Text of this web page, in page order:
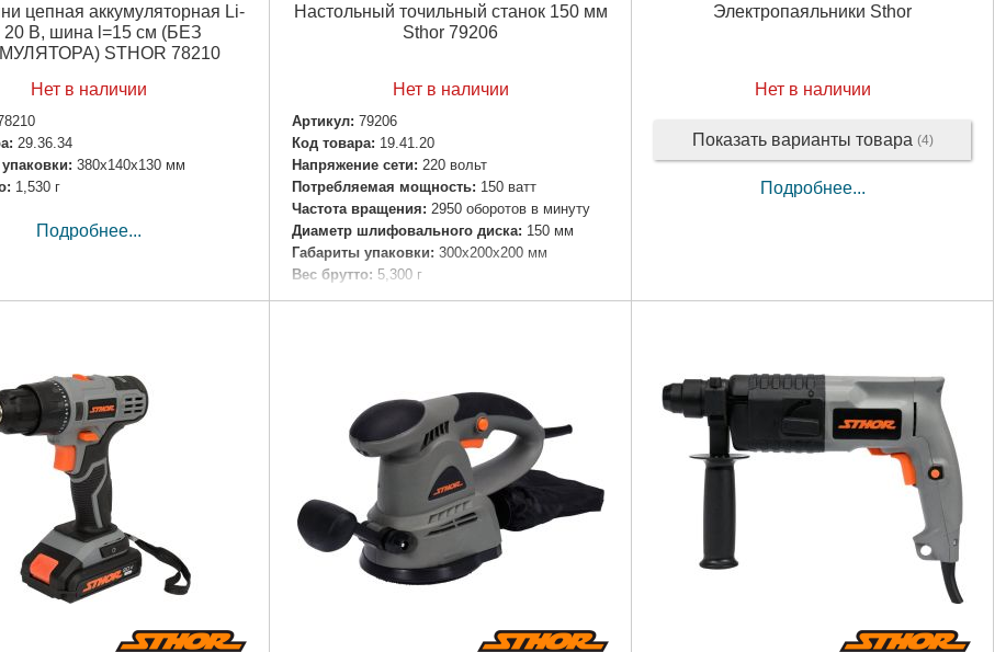
цепная аккумуляторная Li-
20 В, шина l=15 см (БЕЗ
STHOR 78210
Нет в наличии
29.36.34
380x140x130 мм
1,530 г
Подробнее...
Настольный точильный станок 150 мм
Sthor 79206
Нет в наличии
Артикул: 79206
Код товара: 19.41.20
Напряжение сети: 220 вольт
Потребляемая мощность: 150 ватт
Частота вращения: 2950 оборотов в минуту
Диаметр шлифовального диска: 150 мм
Габариты упаковки: 300x200x200 мм
Вес брутто: 5,300 г
Электропаяльники Sthor
Нет в наличии
Показать варианты товара (4)
Подробнее...